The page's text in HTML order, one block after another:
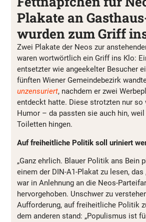
Plakate an
wurden zum Griff
Zwei Plakate der Neos zur
waren wortwörtlich ein Griff ins Klo:
entsetzter wie angeekelter Besucher
fünften Wiener Gemeindebezirk
unzensuriert, nachdem er zwei
entdeckt hatte. Diese strotzten nur so
Humor – da passten sie auch hin,
Toiletten hingen.
Auf freiheitliche Politik soll uriniert
„Ganz ehrlich. Blauer Politik ans Bein
einem der DIN-A1-Plakat zu lesen, das
war in Anlehnung an die Neos-
hervorgehoben. Unschwer zu
Aufforderung, auf freiheitliche Politik
dem anderen stand: „Populismus ist